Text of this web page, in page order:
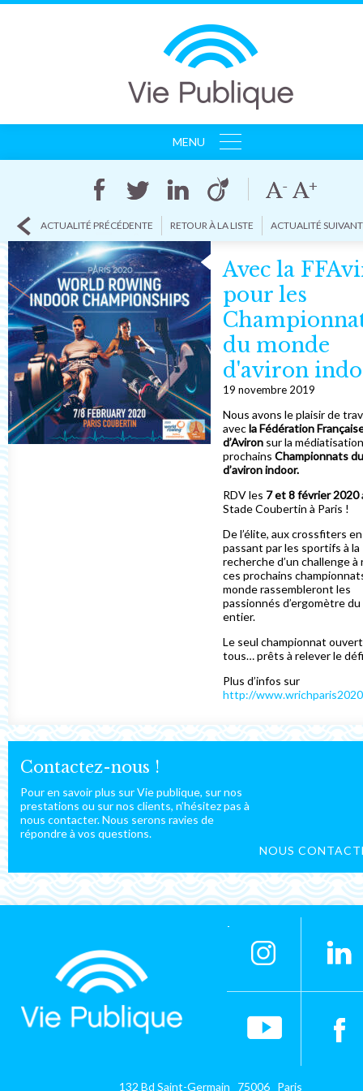
MENU
RÉFÉRENCES
ACTUALITÉS
CONTACT
ACTUALITÉ PRÉCÉDENTE RETOUR À LA LISTE ACTUALITÉ
Avec la
pour les
du monde
d'aviron
19 novembre 2019
Nous avons le plaisir de
avecla Fédération
d’Aviron sur la
prochains Championnats
d’aviron indoor.
RDV les 7 et 8 février 2020
Stade Coubertin à Paris !
De l’élite, aux crossfiters en
passant par les sportifs à la
recherche d’un challenge à
ces prochains
monde rassembleront les
passionnés d’ergomètre
entier.
Le seul championnat
tous… prêts à relever le
Plus d’infos sur
http://
Contactez-nous !
Pour en savoir plus sur Vie publique, sur nos
prestations ou sur nos clients, n’hésitez pas à
nous contacter. Nous serons ravies de
répondre à vos questions.
NOUS
132 Bd Saint-Germain 75006 Paris